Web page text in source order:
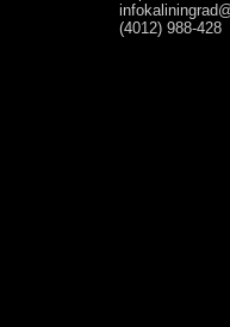
(4012) 988-428